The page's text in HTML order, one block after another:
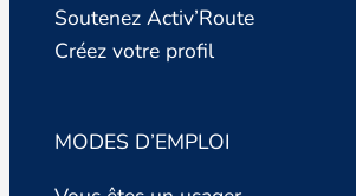
Soutenez Activ’Route
Créez votre profil
MODES D’EMPLOI